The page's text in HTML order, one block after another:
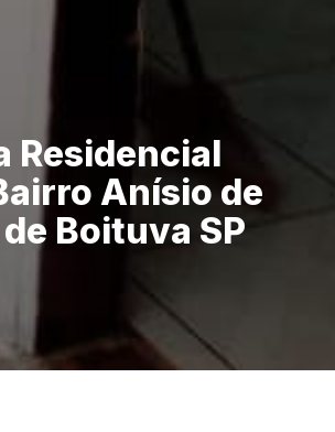
Residencial
Anísio de
Boituva SP